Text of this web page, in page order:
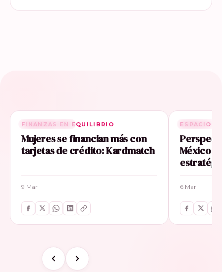
RELACIONADA
FINANZAS EN EQUILIBRIO
Mujeres se financian más con
tarjetas de crédito: Kardmatch
9 Mar
ESPACIO
México
6 Mar